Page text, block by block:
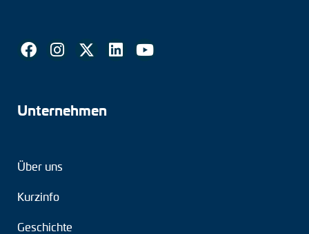
Unternehmen
Über uns
Kurzinfo
Geschichte